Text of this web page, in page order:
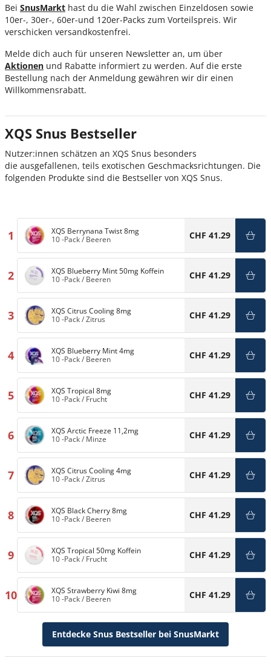
Bei SnusMarkt hast du die Wahl zwischen Einzeldosen sowie
10er-, 30er-, 60er-und 120er-Packs zum Vorteilspreis. Wir
verschicken versandkostenfrei.
Melde dich auch für unseren Newsletter an, um über
Aktionen und Rabatte informiert zu werden. Auf die erste
Bestellung nach der Anmeldung gewähren wir dir einen
Willkommensrabatt.
XQS Snus Bestseller
Nutzer:innen schätzen an XQS Snus besonders
die ausgefallenen, teils exotischen Geschmacksrichtungen. Die
folgenden Produkte sind die Bestseller von XQS Snus.
1
XQS Berrynana Twist 8mg
10 -Pack/ Beeren CHF 41.29
2
XQS Blueberry Mint 50mg Koffein
10 -Pack/ Beeren CHF 41.29
3
XQS Citrus Cooling 8mg
10 -Pack/Zitrus CHF 41.29
4
XQS Blueberry Mint 4mg
10 -Pack/ Beeren CHF 41.29
5
XQS Tropical 8mg
10 -Pack/ Frucht CHF 41.29
6
XQS Arctic Freeze 11,2mg
10 -Pack/ Minze CHF 41.29
7
XQS Citrus Cooling 4mg
10 -Pack/Zitrus CHF 41.29
8
XQS Black Cherry 8mg
10 -Pack/ Beeren CHF 41.29
9
XQS Tropical 50mg Koffein
10 -Pack/ Frucht CHF 41.29
10
XQS Strawberry Kiwi 8mg
10 -Pack/ Beeren CHF 41.29
Entdecke Snus Bestseller bei SnusMarkt